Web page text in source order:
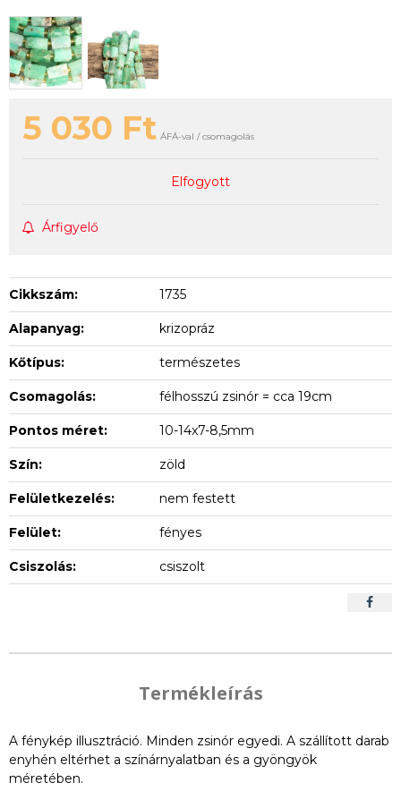
5 030 Ft ÁFÁ-val / csomagolás
Elfogyott
Árfigyelő
Cikkszám: 1735
Alapanyag: krizopráz
Kőtípus: természetes
Csomagolás: félhosszú zsinór = cca 19cm
Pontos méret: 10-14x7-8,5mm
Szín: zöld
Felületkezelés: nem festett
Felület: fényes
Csiszolás: csiszolt
Termékleírás
A fénykép illusztráció. Minden zsinór egyedi. A szállított darab
enyhén eltérhet a színárnyalatban és a gyöngyök
méretében.